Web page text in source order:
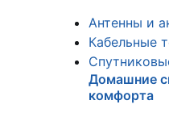
Антенны и
Кабельные
Домашние
комфорта